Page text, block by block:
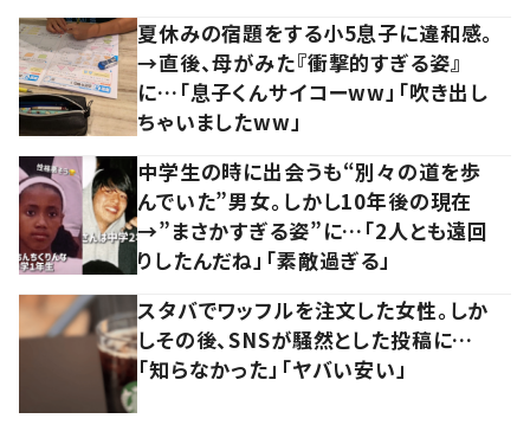
夏休みの宿題をする小5息子に違和感。
→直後、母がみた『衝撃的すぎる姿』
に…「息子くんサイコーww」「吹き出し
ちゃいましたww」
中学生の時に出会うも“別々の道を歩
んでいた”男女。しかし10年後の現在
→”まさかすぎる姿”に…「2人とも遠回
りしたんだね」「素敵過ぎる」
スタバでワッフルを注文した女性。しか
しその後、SNSが騒然とした投稿に…
「知らなかった」「ヤバい安い」